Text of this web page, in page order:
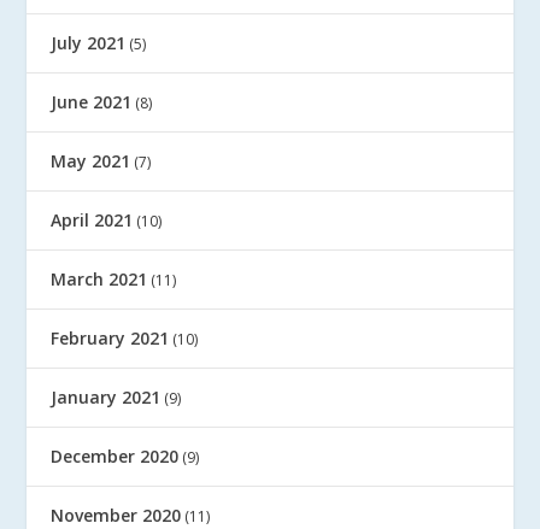
July 2021 (5)
June 2021 (8)
May 2021 (7)
April 2021 (10)
March 2021 (11)
February 2021 (10)
January 2021 (9)
December 2020 (9)
November 2020 (11)